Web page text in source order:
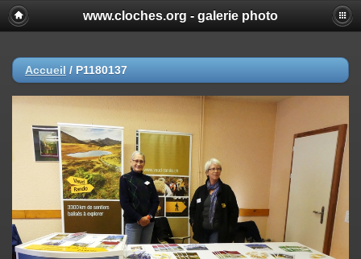
www.cloches.org - galerie photo
Accueil / P1180137